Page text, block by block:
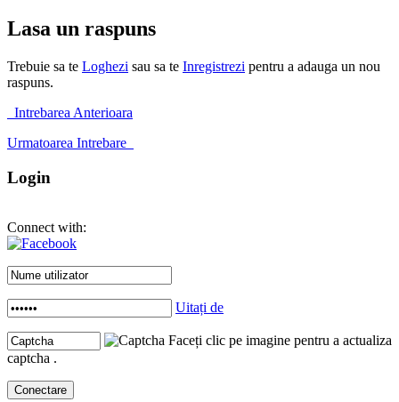
Lasa un raspuns
Trebuie sa te Loghezi sau sa te Inregistrezi pentru a adauga un nou
raspuns.
Intrebarea Anterioara
Urmatoarea Intrebare
Login
Connect with:
Uitați de
Faceți clic pe imagine pentru a actualiza
captcha .